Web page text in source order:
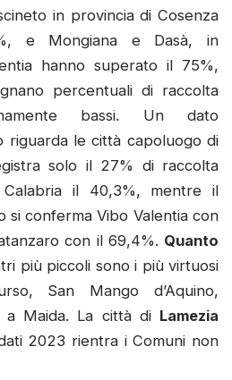
in provincia di Cosenza
e Mongiana e Dasà, in
hanno superato il 75%,
percentuali di raccolta
bassi. Un dato
riguarda le città capoluogo di
solo il 27% di raccolta
Calabria il 40,3%, mentre il
si conferma Vibo Valentia con
con il 69,4%. Quanto
più piccoli sono i più virtuosi
San Mango d’Aquino,
Maida. La città di Lamezia
2023 rientra i Comuni non